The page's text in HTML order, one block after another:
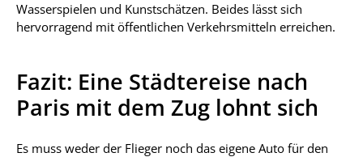
Wasserspielen und Kunstschätzen. Beides lässt sich
hervorragend mit öffentlichen Verkehrsmitteln erreichen.
Fazit: Eine Städtereise nach
Paris mit dem Zug lohnt sich
Es muss weder der Flieger noch das eigene Auto für den